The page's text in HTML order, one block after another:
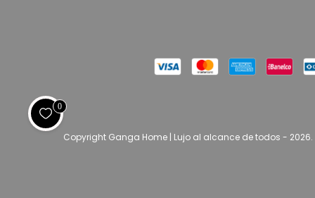
Copyright Ganga Home | Lujo al alcance de todos -
0